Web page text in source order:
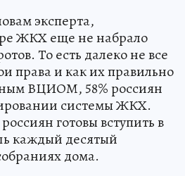
эксперта,
ЖКХ еще не набрало
То есть далеко не все
права и как их правильно
ВЦИОМ, 58% россиян
системы ЖКХ.
готовы вступить в
десятый
дома.